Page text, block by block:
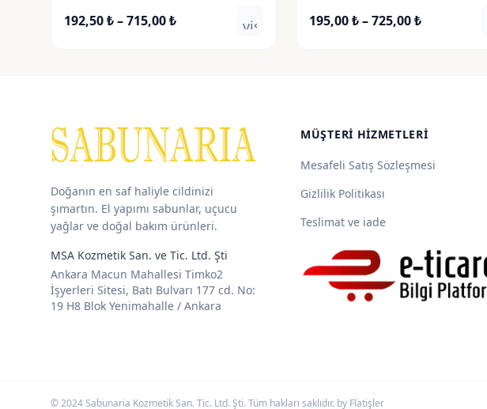
192,50₺–715,00₺Fiyat
visibility 195,00₺–725,00₺Fiyat
Doğanın en saf haliyle cildinizi
şımartın. El yapımı sabunlar, uçucu
yağlar ve doğal bakım ürünleri.
MSA Kozmetik San. ve Tic. Ltd. Şti
Ankara Macun Mahallesi Timko2
İşyerleri Sitesi, Batı Bulvarı 177 cd. No:
19 H8 Blok Yenimahalle / Ankara
MÜŞTERI HIZMETLERI
Mesafeli Satış Sözleşmesi
Gizlilik Politikası
Teslimat ve iade
© 2024 Sabunaria Kozmetik San. Tic. Ltd. Şti. Tüm hakları saklıdır. by Flatişler